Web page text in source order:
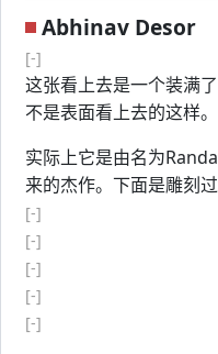
Abhinav Desor
[-]
这张看上去是一个装满
不是表面看上去的这样。
实际上它是由名为
来的杰作。下面是雕刻过
[-]
[-]
[-]
[-]
[-]